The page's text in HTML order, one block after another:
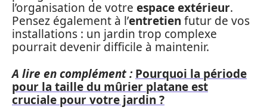
l’organisation de votre espace extérieur.
Pensez également à l’entretien futur de vos
installations : un jardin trop complexe
pourrait devenir difficile à maintenir.
A lire en complément : Pourquoi la période
pour la taille du mûrier platane est
cruciale pour votre jardin ?